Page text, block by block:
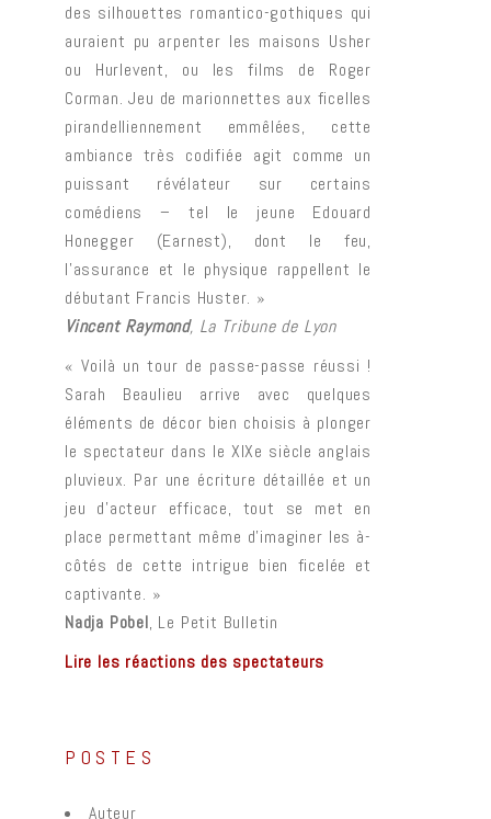
des silhouettes romantico-gothiques qui
auraient pu arpenter les maisons Usher
ou Hurlevent, ou les films de Roger
Corman. Jeu de marionnettes aux ficelles
pirandelliennement emmêlées, cette
ambiance très codifiée agit comme un
puissant révélateur sur certains
comédiens – tel le jeune Edouard
Honegger (Earnest), dont le feu,
l’assurance et le physique rappellent le
débutant Francis Huster. »
Vincent Raymond, La Tribune de Lyon
« Voilà un tour de passe-passe réussi !
Sarah Beaulieu arrive avec quelques
éléments de décor bien choisis à plonger
le spectateur dans le XIXe siècle anglais
pluvieux. Par une écriture détaillée et un
jeu d’acteur efficace, tout se met en
place permettant même d’imaginer les à-
côtés de cette intrigue bien ficelée et
captivante. »
Nadja Pobel, Le Petit Bulletin
Lire les réactions des spectateurs
POSTES
Auteur